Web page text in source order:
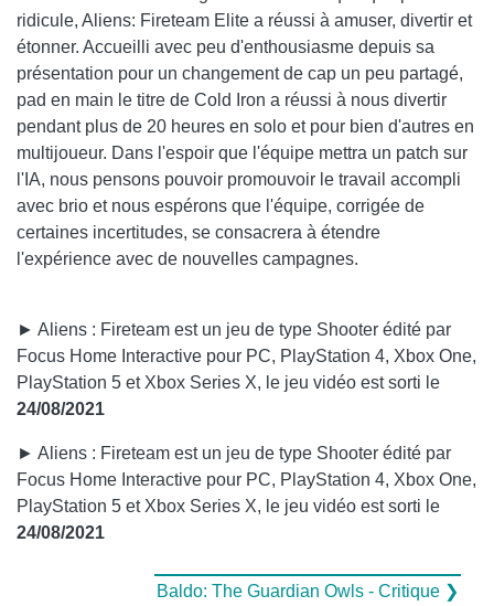
ridicule, Aliens: Fireteam Elite a réussi à amuser, divertir et
étonner. Accueilli avec peu d'enthousiasme depuis sa
présentation pour un changement de cap un peu partagé,
pad en main le titre de Cold Iron a réussi à nous divertir
pendant plus de 20 heures en solo et pour bien d'autres en
multijoueur. Dans l'espoir que l'équipe mettra un patch sur
l'IA, nous pensons pouvoir promouvoir le travail accompli
avec brio et nous espérons que l'équipe, corrigée de
certaines incertitudes, se consacrera à étendre
l'expérience avec de nouvelles campagnes.
► Aliens : Fireteam est un jeu de type Shooter édité par
Focus Home Interactive pour PC, PlayStation 4, Xbox One,
PlayStation 5 et Xbox Series X, le jeu vidéo est sorti le
24/08/2021
► Aliens : Fireteam est un jeu de type Shooter édité par
Focus Home Interactive pour PC, PlayStation 4, Xbox One,
PlayStation 5 et Xbox Series X, le jeu vidéo est sorti le
24/08/2021
Baldo: The Guardian Owls - Critique ❯